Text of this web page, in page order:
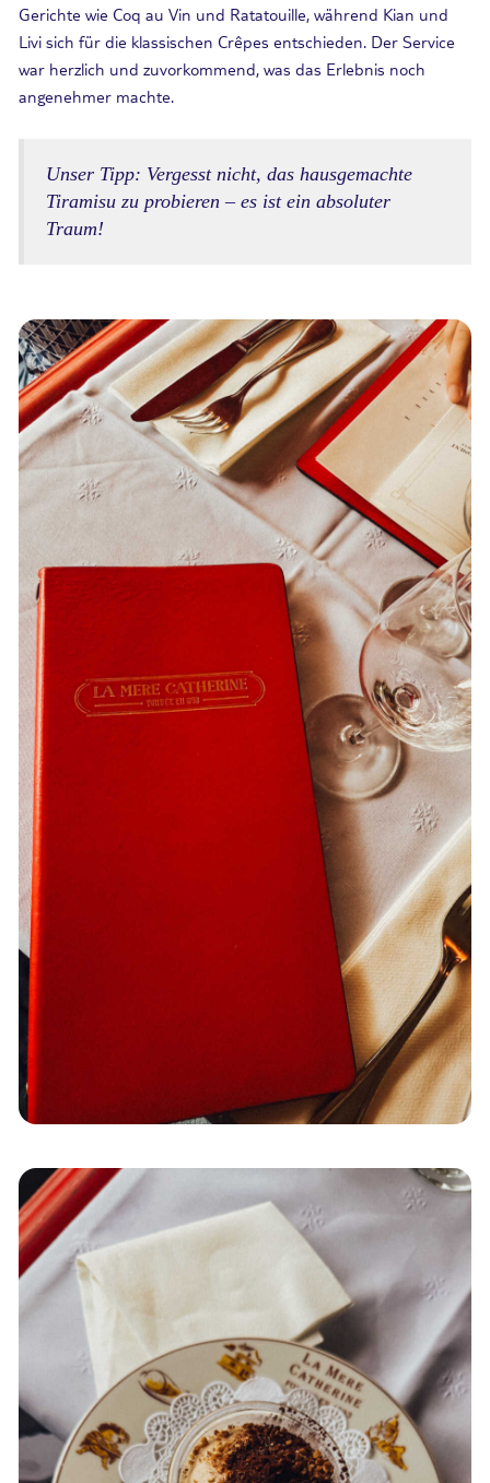
Gerichte wie Coq au Vin und Ratatouille, während Kian und
Livi sich für die klassischen Crêpes entschieden. Der Service
war herzlich und zuvorkommend, was das Erlebnis noch
angenehmer machte.
Unser Tipp: Vergesst nicht, das hausgemachte
Tiramisu zu probieren – es ist ein absoluter
Traum!